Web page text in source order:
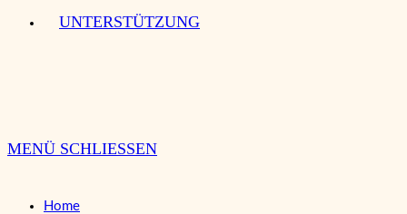
UNTERSTÜTZUNG
MENÜ SCHLIESSEN
Home